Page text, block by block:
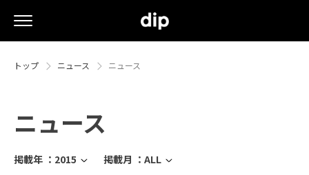
トップ ニュース ニュース
ニュース
掲載年 ： 2015 掲載月 ： ALL